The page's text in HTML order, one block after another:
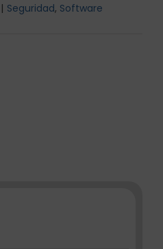
| Seguridad, Software